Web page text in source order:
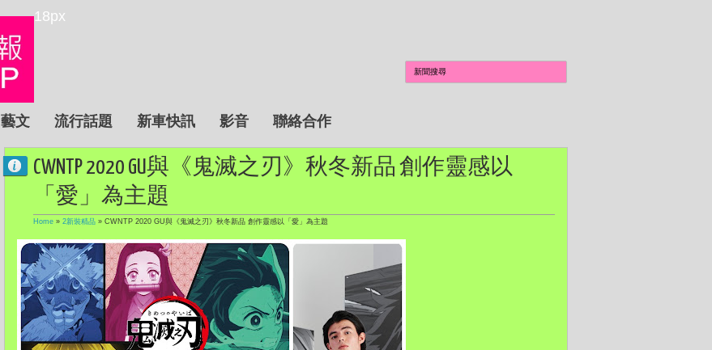
18px
藝文 流行話題 新車快訊 影音 聯絡合作
CWNTP 2020 GU與《鬼滅之刃》秋冬新品 創作靈感以
「愛」為主題
Home » 2新裝精品 » CWNTP 2020 GU與《鬼滅之刃》秋冬新品 創作靈感以「愛」為主題